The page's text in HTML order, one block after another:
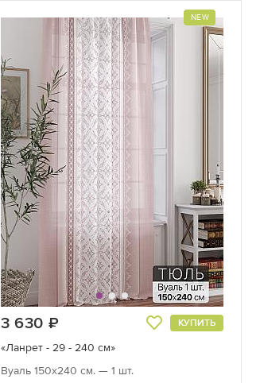
NEW
3 630 КУПИТЬ
«Ланрет - 29 - 240 см»
Вуаль 150х240 см. — 1 шт.